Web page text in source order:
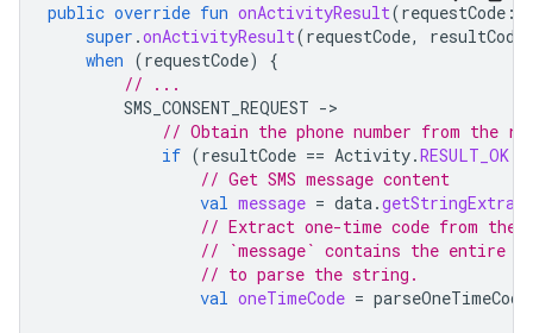
public override fun onActivityResult(requestCode :
super .onActivityResult(requestCode, resultCode
when (requestCode)
{
// ...
SMS_CONSENT_REQUEST -
// Obtain the phone number from the
if (resultCode == Activity.RESULT_OK
// Get SMS message content
val message = data.getStringExtra
// Extract one-time code from the
// `message` contains the entire
// to parse the string.
val oneTimeCode = parseOneTimeCode